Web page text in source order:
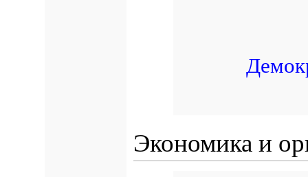
Экономика и